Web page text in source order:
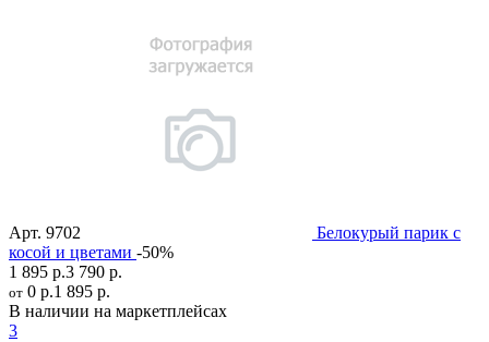
Арт. 9702
Белокурый парик с
косой и цветами -50%
1 895 р.3 790 р.
от 0 р.1 895 р.
В наличии на маркетплейсах
3